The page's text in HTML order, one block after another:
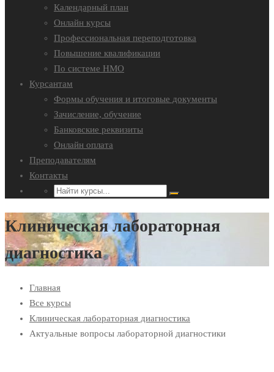
Календарный план
Онлайн курсы
Профессиональная переподготовка
Повышение квалификации
По системе НМО
Курсантам
Формы обучения и итоговые документы
Зачисление, обучение
Банковские реквизиты
Онлайн оплата
Преподавателям
Контакты
Клиническая лабораторная
диагностика
Главная
Все курсы
Клиническая лабораторная диагностика
Актуальные вопросы лабораторной диагностики